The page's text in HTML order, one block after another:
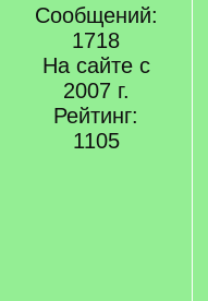
Сообщений:
1718
На сайте с
2007 г.
Рейтинг:
1105